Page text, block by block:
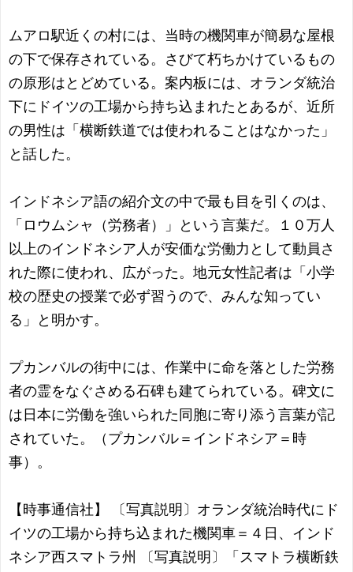
ムアロ駅近くの村には、当時の機関車が簡易な屋根
の下で保存されている。さびて朽ちかけているもの
の原形はとどめている。案内板には、オランダ統治
下にドイツの工場から持ち込まれたとあるが、近所
の男性は「横断鉄道では使われることはなかった」
と話した。
インドネシア語の紹介文の中で最も目を引くのは、
「ロウムシャ（労務者）」という言葉だ。１０万人
以上のインドネシア人が安価な労働力として動員さ
れた際に使われ、広がった。地元女性記者は「小学
校の歴史の授業で必ず習うので、みんな知ってい
る」と明かす。
プカンバルの街中には、作業中に命を落とした労務
者の霊をなぐさめる石碑も建てられている。碑文に
は日本に労働を強いられた同胞に寄り添う言葉が記
されていた。（プカンバル＝インドネシア＝時
事）。
【時事通信社】 〔写真説明〕オランダ統治時代にド
イツの工場から持ち込まれた機関車＝４日、インド
ネシア西スマトラ州 〔写真説明〕「スマトラ横断鉄